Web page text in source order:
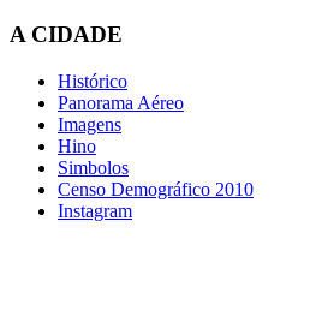
A CIDADE
Histórico
Panorama Aéreo
Imagens
Hino
Simbolos
Censo Demográfico 2010
Instagram